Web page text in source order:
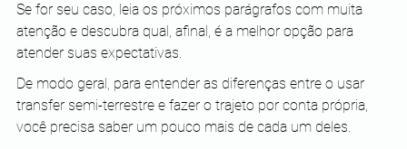
Se for seu caso, leia os próximos parágrafos com muita
atenção e descubra qual, afinal, é a melhor opção para
atender suas expectativas.
De modo geral, para entender as diferenças entre o usar
transfer semi-terrestre e fazer o trajeto por conta própria,
você precisa saber um pouco mais de cada um deles.